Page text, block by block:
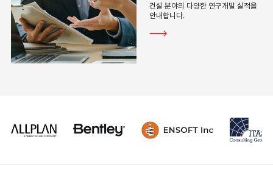
건설 분야의 다양한 연구개발 실적을
안내합니다.